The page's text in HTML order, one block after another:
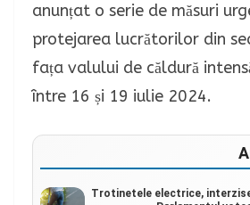
anunțat o serie de măsuri
protejarea lucrătorilor din
fața valului de căldură
între 16 și 19 iulie 2024.
Trotinetele electrice,